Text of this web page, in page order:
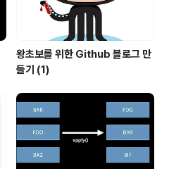
왕초보를 위한 Github 블로그 만
들기 (1)